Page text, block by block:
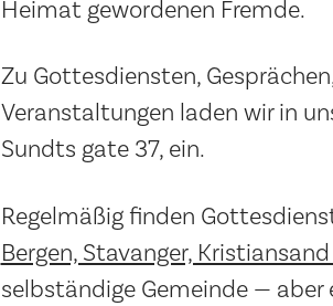
Heimat gewordenen Fremde.
Zu Gottesdiensten,
Veranstaltungen laden wir in
Sundts gate 37, ein.
Regelmäßig finden
Bergen, Stavanger,
selbständige Gemeinde — aber